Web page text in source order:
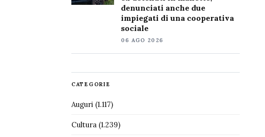
denunciati anche due
impiegati di una cooperativa
sociale
06 AGO 2026
CATEGORIE
Auguri(1.117)
Cultura(1.239)